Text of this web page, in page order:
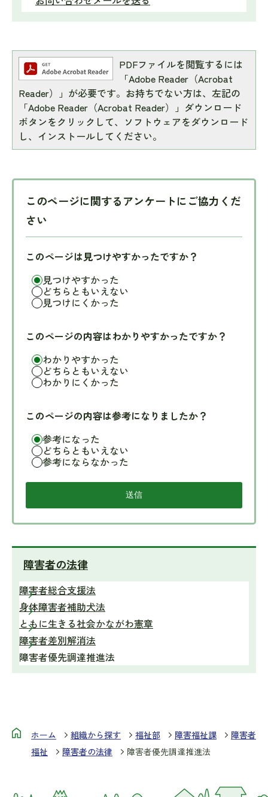
PDFファイルを閲覧するには
「Adobe Reader（Acrobat
Reader）」が必要です。お持ちでない方は、左記の
「Adobe Reader（Acrobat Reader）」ダウンロード
ボタンをクリックして、ソフトウェアをダウンロード
し、インストールしてください。
このページに関するアンケートにご協力くだ
さい
このページは見つけやすかったですか？
見つけやすかった
どちらともいえない
見つけにくかった
このページの内容はわかりやすかったですか？
わかりやすかった
どちらともいえない
わかりにくかった
このページの内容は参考になりましたか？
参考になった
どちらともいえない
参考にならなかった
障害者の法律
障害者総合支援法
身体障害者補助犬法
ともに生きる社会かながわ憲章
障害者差別解消法
障害者優先調達推進法
ホーム 組織から探す 福祉部 障害福祉課
障害者
福祉
障害者の法律 障害者優先調達推進法